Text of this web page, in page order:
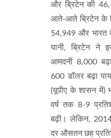
और ब्रिटेन की
आते-आते ब्रिटेन के
54,949 और भारत
यानी, ब्रिटेन ने
आमदनी 8,000
600 डॉलर बढ़ा
(यूपीए के शासन में)
वर्ष तक 8-9
बढ़ी। लेकिन,
दर औसतन छह